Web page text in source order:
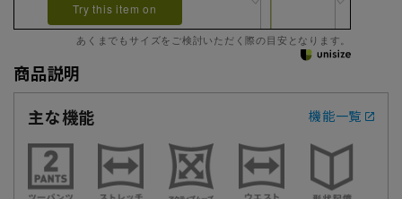
Try this item on
あくまでもサイズをご検討いただく際の目安となります。
商品説明
主な機能
機能一覧